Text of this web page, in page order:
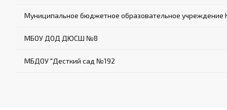
Муниципальное бюджетное образовательное
МБОУ ДОД ДЮСШ №8
МБДОУ "Десткий сад №192